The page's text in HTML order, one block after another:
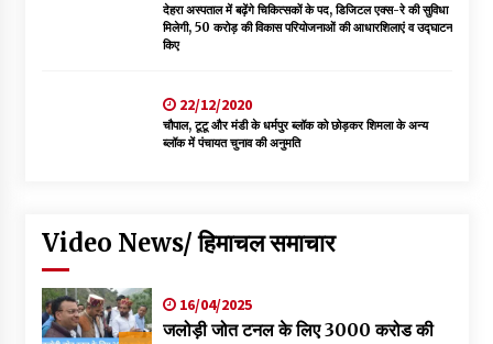
देहरा अस्पताल में बढ़ेंगे चिकित्सकों के पद, डिजिटल एक्स-रे की सुविधा
मिलेगी, 50 करोड़ की विकास परियोजनाओं की आधारशिलाएं व उद्घाटन
किए
22/12/2020
चौपाल, टूटू और मंडी के धर्मपुर ब्लॉक को छोड़कर शिमला के अन्य
ब्लॉक में पंचायत चुनाव की अनुमति
Video News/ हिमाचल समाचार
16/04/2025
जलोड़ी जोत टनल के लिए 3000 करोड की